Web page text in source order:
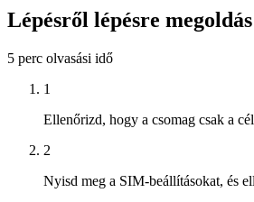
Lépésről lépésre megoldás
5 perc olvasási idő
1
Ellenőrizd, hogy a csomag csak a
2
Nyisd meg a SIM-beállításokat, és